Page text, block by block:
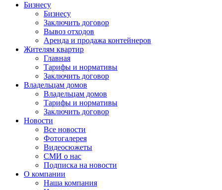
Бизнесу
Бизнесу
Заключить договор
Вывоз отходов
Аренда и продажа контейнеров
Жителям квартир
Главная
Тарифы и нормативы
Заключить договор
Владельцам домов
Владельцам домов
Тарифы и нормативы
Заключить договор
Новости
Все новости
Фотогалерея
Видеосюжеты
СМИ о нас
Подписка на новости
О компании
Наша компания